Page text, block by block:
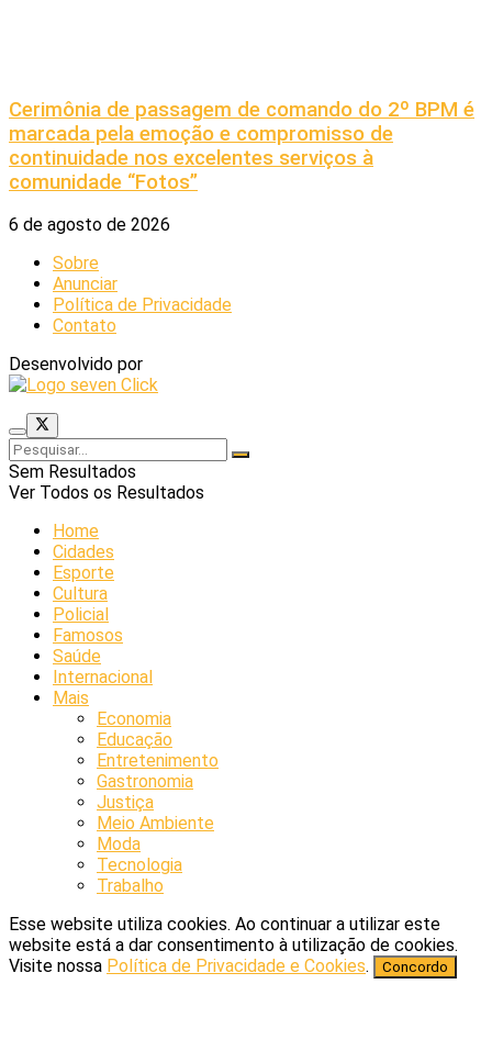
Cerimônia de passagem de comando do 2º BPM é
marcada pela emoção e compromisso de
continuidade nos excelentes serviços à
comunidade “Fotos”
6 de agosto de 2026
Sobre
Anunciar
Política de Privacidade
Contato
Desenvolvido por
Sem Resultados
Ver Todos os Resultados
Home
Cidades
Esporte
Cultura
Policial
Famosos
Saúde
Internacional
Mais
Economia
Educação
Entretenimento
Gastronomia
Justiça
Meio Ambiente
Moda
Tecnologia
Trabalho
Esse website utiliza cookies. Ao continuar a utilizar este
website está a dar consentimento à utilização de cookies.
Visite nossa Política de Privacidade e Cookies. Concordo